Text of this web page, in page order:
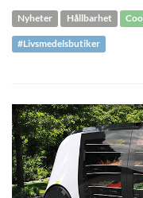
Nyheter Hållbarhet
#Livsmedelsbutiker